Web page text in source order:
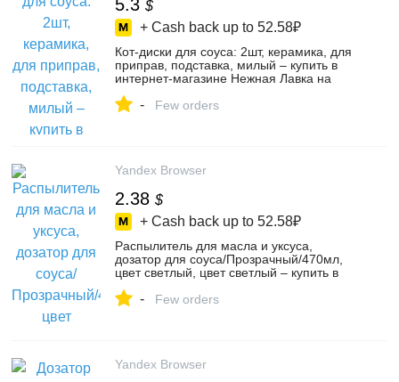
5.3 $
+ Cash back up to 52.58₽
Кот-диски для соуса: 2шт, керамика, для
приправ, подставка, милый – купить в
интернет-магазине Нежная Лавка на
- Few orders
Yandex Browser
2.38 $
+ Cash back up to 52.58₽
Распылитель для масла и уксуса,
дозатор для соуса/Прозрачный/470мл,
цвет светлый, цвет светлый – купить в
Яндекс Маркете, 5898093648
- Few orders
Yandex Browser